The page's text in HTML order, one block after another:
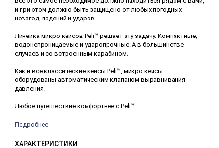
и при этом должно быть защищено от любых погодных
невзгод, падений и ударов.
Линейка микро кейсов Peli™ решает эту задачу. Компактные,
водонепроницаемые и ударопрочные. А в большинстве
случаев и со встроенным карабином.
Как и все классические кейсы Peli™, микро кейсы
оборудованы автоматическим клапаном выравнивания
давления.
Любое путешествие комфортнее с Peli™.
Подробнее
ХАРАКТЕРИСТИКИ